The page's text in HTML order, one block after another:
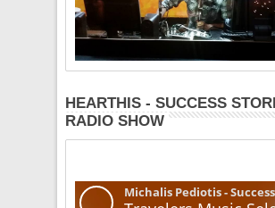
HEARTHIS - SUCCESS
RADIO SHOW